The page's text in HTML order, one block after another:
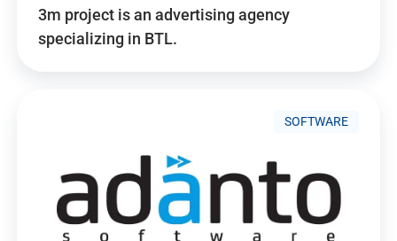
3m project is an advertising agency
specializing in BTL.
SOFTWARE